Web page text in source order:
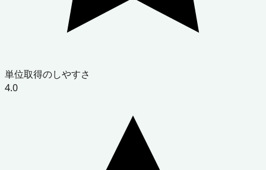
単位取得のしやすさ
4.0